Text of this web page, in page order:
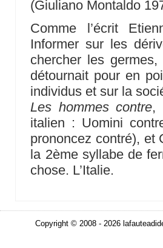
(Giuliano Montaldo
Comme l’écrit
Informer sur les
chercher les
détournait pour en
individus et sur la
Les hommes contre,
italien : Uomini
prononcez contré), et
la 2ème syllabe de
chose. L’Italie.
Copyright © 2008 - 2026